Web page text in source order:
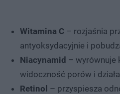
Witamina C – rozjaśnia
antyoksydacyjnie i
Niacynamid – wyrównuje
widoczność porów i
Retinol – przyspiesza